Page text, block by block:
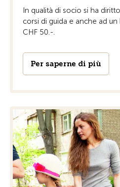
In qualità di socio si ha
corsi di guida e anche ad
CHF 50.-.
Per saperne di più